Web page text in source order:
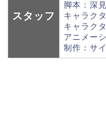
スタッフ
脚本：深
キャラク
キャラク
アニメー
制作：サ